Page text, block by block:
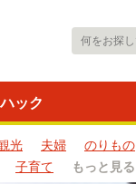
ック
光 夫婦 のりもの
子育て もっと見る